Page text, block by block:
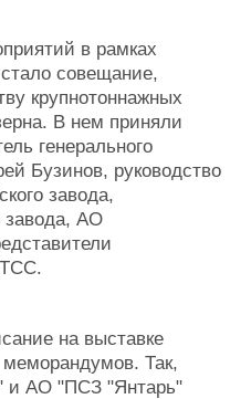
в рамках
совещание,
крупнотоннажных
В нем приняли
генерального
Бузинов, руководство
завода,
завода, АО
на выставке
Так,
АО "ПСЗ "Янтарь"